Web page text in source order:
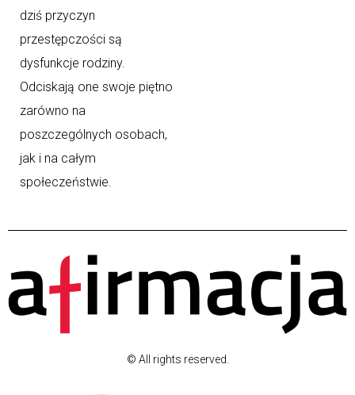
dziś przyczyn
przestępczości są
dysfunkcje rodziny.
Odciskają one swoje piętno
zarówno na
poszczególnych osobach,
jak i na całym
społeczeństwie.
© All rights reserved.